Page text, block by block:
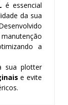
é essencial
da sua
a
sua plotter
e evite